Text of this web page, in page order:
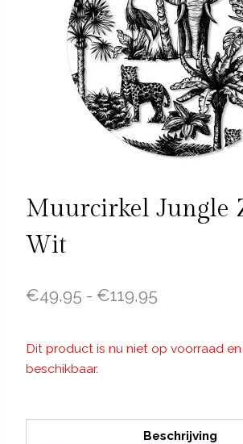
Muurcirkel Jungle
Wit
€49,95 - €119,95
tot
Dit product is nu niet op voorraad
beschikbaar.
Beschrijving